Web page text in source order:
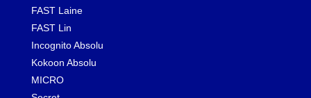
FAST Laine
FAST Lin
Incognito Absolu
Kokoon Absolu
MICRO